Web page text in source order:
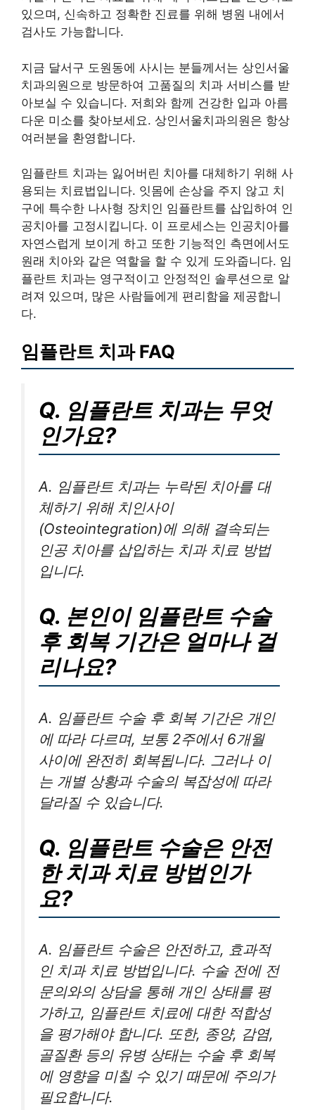
있으며, 신속하고 정확한 진료를 위해 병원 내에서
검사도 가능합니다.
지금 달서구 도원동에 사시는 분들께서는 상인서울
치과의원으로 방문하여 고품질의 치과 서비스를 받
아보실 수 있습니다. 저희와 함께 건강한 입과 아름
다운 미소를 찾아보세요. 상인서울치과의원은 항상
여러분을 환영합니다.
임플란트 치과는 잃어버린 치아를 대체하기 위해 사
용되는 치료법입니다. 잇몸에 손상을 주지 않고 치
구에 특수한 나사형 장치인 임플란트를 삽입하여 인
공치아를 고정시킵니다. 이 프로세스는 인공치아를
자연스럽게 보이게 하고 또한 기능적인 측면에서도
원래 치아와 같은 역할을 할 수 있게 도와줍니다. 임
플란트 치과는 영구적이고 안정적인 솔루션으로 알
려져 있으며, 많은 사람들에게 편리함을 제공합니
다.
임플란트 치과 FAQ
Q. 임플란트 치과는 무엇
인가요?
A. 임플란트 치과는 누락된 치아를 대
체하기 위해 치인사이
(Osteointegration)에 의해 결속되는
인공 치아를 삽입하는 치과 치료 방법
입니다.
Q. 본인이 임플란트 수술
후 회복 기간은 얼마나 걸
리나요?
A. 임플란트 수술 후 회복 기간은 개인
에 따라 다르며, 보통 2주에서 6개월
사이에 완전히 회복됩니다. 그러나 이
는 개별 상황과 수술의 복잡성에 따라
달라질 수 있습니다.
Q. 임플란트 수술은 안전
한 치과 치료 방법인가
요?
A. 임플란트 수술은 안전하고, 효과적
인 치과 치료 방법입니다. 수술 전에 전
문의와의 상담을 통해 개인 상태를 평
가하고, 임플란트 치료에 대한 적합성
을 평가해야 합니다. 또한, 종양, 감염,
골질환 등의 유병 상태는 수술 후 회복
에 영향을 미칠 수 있기 때문에 주의가
필요합니다.